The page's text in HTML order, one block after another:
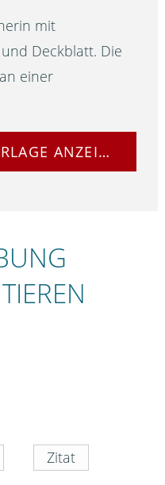
mit
Deckblatt. Die
einer
ANZEIGEN